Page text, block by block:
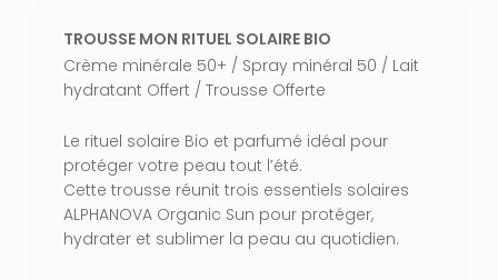
TROUSSE MON RITUEL SOLAIRE BIO
Crème minérale 50+ / Spray minéral 50 / Lait
hydratant Offert / Trousse Offerte
Le rituel solaire Bio et parfumé idéal pour
protéger votre peau tout l’été.
Cette trousse réunit trois essentiels solaires
ALPHANOVA Organic Sun pour protéger,
hydrater et sublimer la peau au quotidien.